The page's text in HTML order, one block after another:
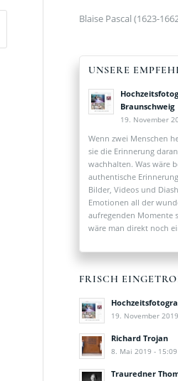
Blaise Pascal (1623-
UNSERE
Braunschweig
19. November
Wenn zwei Menschen
sie die Erinnerung
wachhalten. Was wäre
authentische
Bilder, Videos und
Emotionen all der
aufregenden Momente
wäre man direkt noch
FRISCH
19. November
Richard Trojan
8. Mai 2019 - 15:09
Trauredner